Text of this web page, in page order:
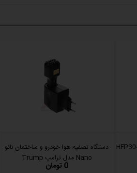
دستگاه تصفیه هوا خودرو و ساختمان نانو
Nano مدل ترامپ Trump
0 تومان